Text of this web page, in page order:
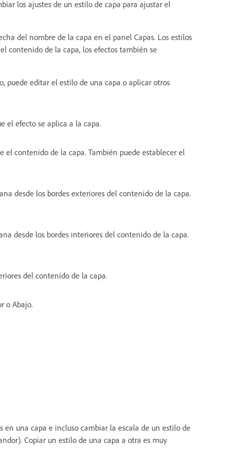
los ajustes de un estilo de capa para ajustar el
del nombre de la capa en el panel Capas. Los estilos
contenido de la capa, los efectos también se
puede editar el estilo de una capa o aplicar otros
el efecto se aplica a la capa.
el contenido de la capa. También puede establecer el
desde los bordes exteriores del contenido de la capa.
desde los bordes interiores del contenido de la capa.
del contenido de la capa.
o Abajo.
en una capa e incluso cambiar la escala de un estilo de
Copiar un estilo de una capa a otra es muy